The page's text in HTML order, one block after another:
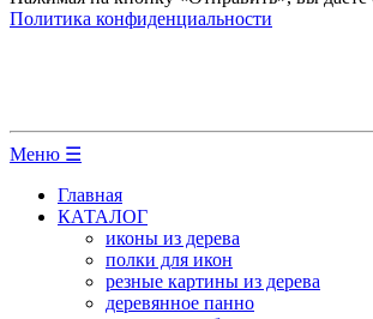
Политика конфиденциальности
Меню ☰
Главная
КАТАЛОГ
иконы из дерева
полки для икон
резные картины из дерева
деревянное панно